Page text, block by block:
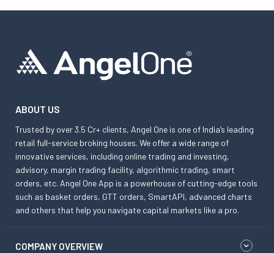
ABOUT US
Trusted by over 3.5 Cr+ clients, Angel One is one of India’s leading
retail full-service broking houses. We offer a wide range of
innovative services, including online trading and investing,
advisory, margin trading facility, algorithmic trading, smart
orders, etc. Angel One App is a powerhouse of cutting-edge tools
such as basket orders, GTT orders, SmartAPI, advanced charts
and others that help you navigate capital markets like a pro.
COMPANY OVERVIEW